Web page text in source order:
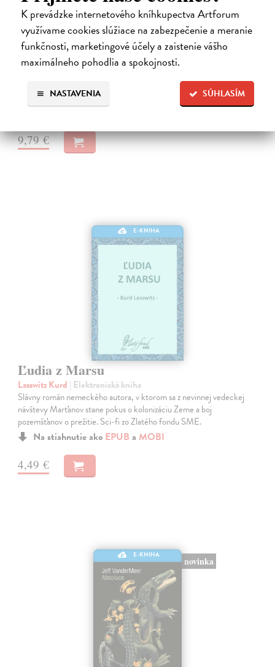
K prevádzke internetového kníhkupectva Artforum
využívame cookies slúžiace na zabezpečenie a meranie
funkčnosti, marketingové účely a zaistenie vášho
maximálneho pohodlia a spokojnosti.
SÚHLASÍM
NASTAVENIA
Neuromant
Gibson William| Elektronická kniha
Základné dielo kyberpunku, klasika sci-fi a jedna z najsilnejších vízií
budúcnosti Matrix je svet vo svete, globálny konsenzus, prelud,
vyjadrenie každého jedného dátového bajtu v kyberpriestore. Henry…
9,79 €
E-KNIHA
Ľudia z Marsu
Lasswitz Kurd | Elektronická kniha
Slávny román nemeckého autora, v ktorom sa z nevinnej vedeckej
návštevy Marťanov stane pokus o kolonizáciu Zeme a boj
pozemšťanov o prežitie. Sci-fi zo Zlatého fondu SME.
Na stiahnutie ako EPUB a MOBI
4,49 €
E-KNIHA
novinka